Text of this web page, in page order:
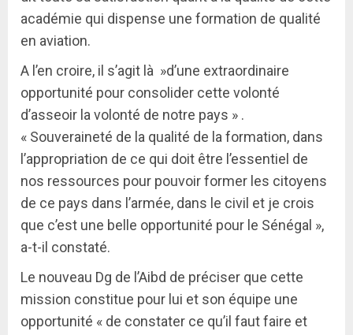
académie qui dispense une formation de qualité
en aviation.
A l’en croire, il s’agit là »d’une extraordinaire
opportunité pour consolider cette volonté
d’asseoir la volonté de notre pays » .
« Souveraineté de la qualité de la formation, dans
l’appropriation de ce qui doit être l’essentiel de
nos ressources pour pouvoir former les citoyens
de ce pays dans l’armée, dans le civil et je crois
que c’est une belle opportunité pour le Sénégal »,
a-t-il constaté.
Le nouveau Dg de l’Aibd de préciser que cette
mission constitue pour lui et son équipe une
opportunité « de constater ce qu’il faut faire et